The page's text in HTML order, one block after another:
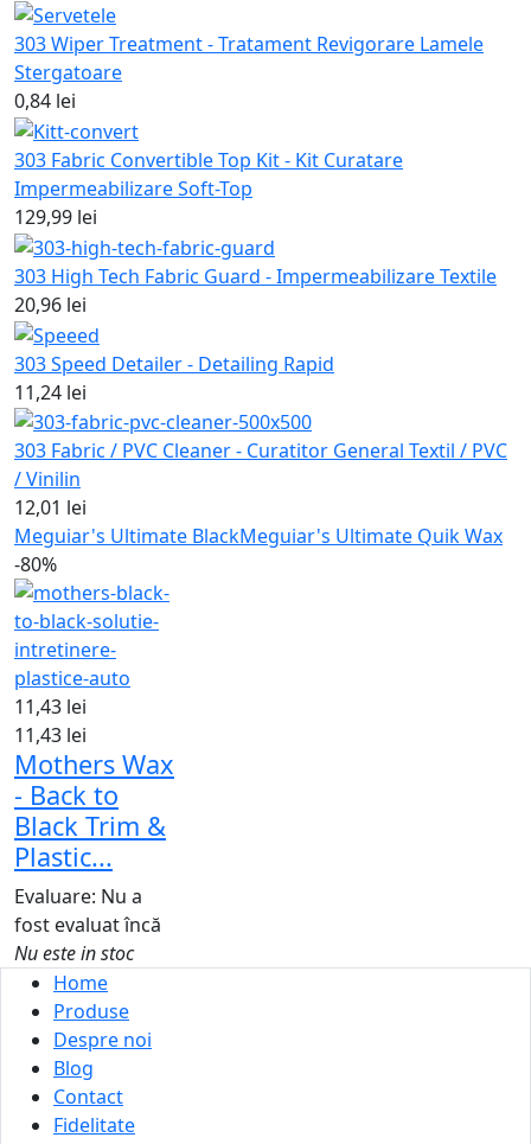
303 Wiper Treatment - Tratament Revigorare Lamele
Stergatoare
0,84 lei
303 Fabric Convertible Top Kit - Kit Curatare
Impermeabilizare Soft-Top
129,99 lei
303 High Tech Fabric Guard - Impermeabilizare Textile
20,96 lei
303 Speed Detailer - Detailing Rapid
11,24 lei
303 Fabric / PVC Cleaner - Curatitor General Textil / PVC
/ Vinilin
12,01 lei
Meguiar's Ultimate BlackMeguiar's Ultimate Quik Wax
-80%
11,43 lei
11,43 lei
Mothers Wax
- Back to
Black Trim &
Plastic...
Evaluare: Nu a
fost evaluat încă
Nu este in stoc
Home
Produse
Despre noi
Blog
Contact
Fidelitate